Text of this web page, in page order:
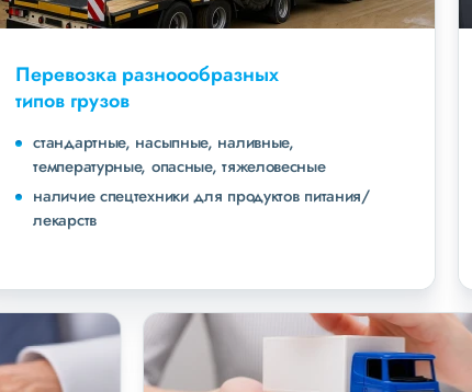
Перевозка разноообразных
типов грузов
стандартные, насыпные, наливные,
температурные, опасные, тяжеловесные
наличие спецтехники для продуктов питания/
лекарств